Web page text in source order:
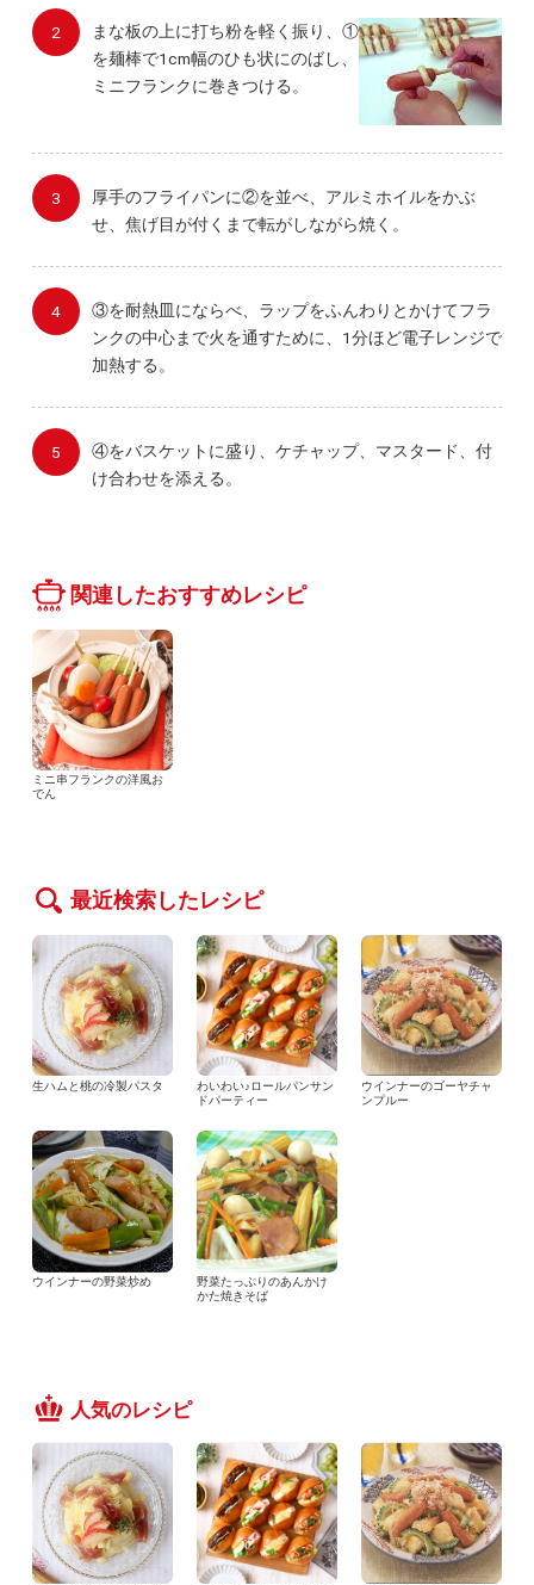
まな板の上に打ち粉を軽く振り、①
を麺棒で1cm幅のひも状にのばし、
ミニフランクに巻きつける。
厚手のフライパンに②を並べ、アルミホイルをかぶ
せ、焦げ目が付くまで転がしながら焼く。
③を耐熱皿にならべ、ラップをふんわりとかけてフラ
ンクの中心まで火を通すために、1分ほど電子レンジで
加熱する。
④をバスケットに盛り、ケチャップ、マスタード、付
け合わせを添える。
関連したおすすめレシピ
ミニ串フランクの洋風お
でん
最近検索したレシピ
生ハムと桃の冷製パスタ
わいわい♪ロールパンサン
ドパーティー
ウインナーのゴーヤチャ
ンプルー
ウインナーの野菜炒め
野菜たっぷりのあんかけ
かた焼きそば
人気のレシピ